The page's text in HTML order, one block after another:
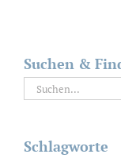
Suchen &
Suche
nach:
Schlagworte